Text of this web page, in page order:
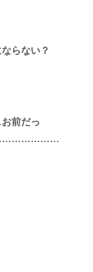
らない？
前だっ